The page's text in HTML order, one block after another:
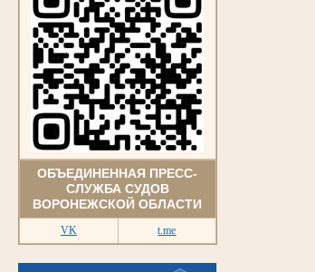
ОБЪЕДИНЕННАЯ ПРЕСС-
СЛУЖБА СУДОВ
ВОРОНЕЖСКОЙ ОБЛАСТИ
VK t.me